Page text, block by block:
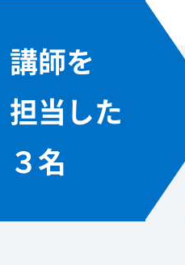
講師を
担当した
３名